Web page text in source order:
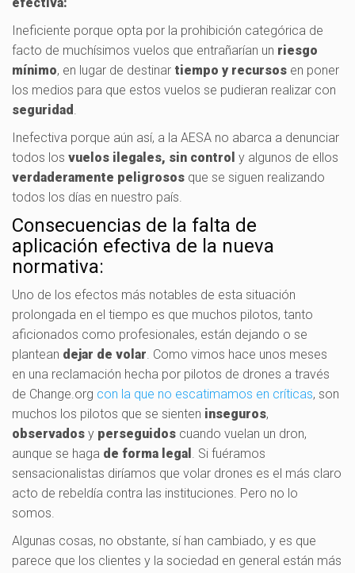
efectiva:
Ineficiente porque opta por la prohibición categórica de
facto de muchísimos vuelos que entrañarían un riesgo
mínimo, en lugar de destinar tiempo y recursos en poner
los medios para que estos vuelos se pudieran realizar con
seguridad .
Inefectiva porque aún así, a la AESA no abarca a denunciar
todos los vuelos ilegales, sin control y algunos de ellos
verdaderamente peligrosos que se siguen realizando
todos los días en nuestro país.
Consecuencias de la falta de
aplicación efectiva de la nueva
normativa:
Uno de los efectos más notables de esta situación
prolongada en el tiempo es que muchos pilotos, tanto
aficionados como profesionales, están dejando o se
plantean dejar de volar. Como vimos hace unos meses
en una reclamación hecha por pilotos de drones a través
de Change.org con la que no escatimamos en críticas, son
muchos los pilotos que se sienten inseguros,
observados y perseguidos cuando vuelan un dron,
aunque se haga de forma legal . Si fuéramos
sensacionalistas diríamos que volar drones es el más claro
acto de rebeldía contra las instituciones. Pero no lo
somos.
Algunas cosas, no obstante, sí han cambiado, y es que
parece que los clientes y la sociedad en general están más